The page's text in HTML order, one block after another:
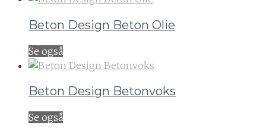
Beton Design Beton Olie
Se også
Beton Design Betonvoks
Se også